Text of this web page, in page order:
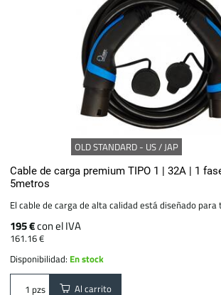
OLD STANDARD - US / JAP
Cable de carga premium TIPO 1 | 32A | 1
5metros
El cable de carga de alta calidad está diseñado para
195 €con el IVA
161.16 €
Disponibilidad: En stock
pzs Al carrito